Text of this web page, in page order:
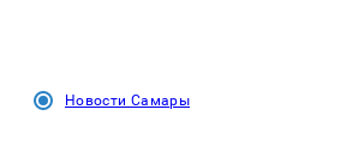
Новости Самары